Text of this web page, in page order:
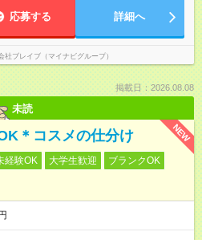
応募する 詳細へ
社ブレイブ（マイナビグループ）
掲載日：2026.08.08
未読
NEW
＊コスメの仕分け
経験OK 大学生歓迎
ブランクOK